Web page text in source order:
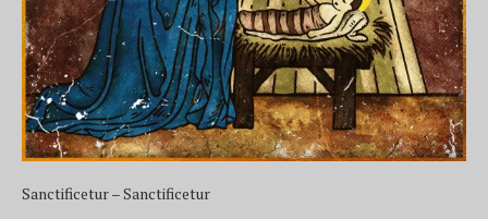
Sanctificetur – Sanctificetur